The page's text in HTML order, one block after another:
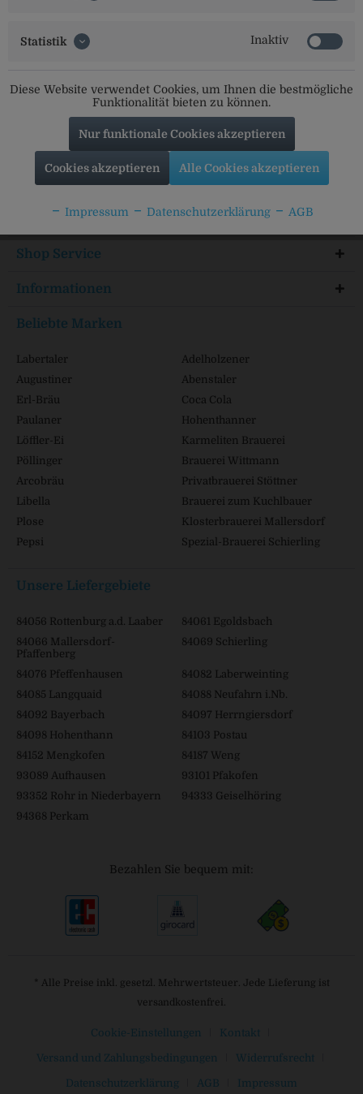
Social Media
Folgt uns auf unseren Kanälen für alle Neuigkeiten:
Service Hotline
Shop Service
Informationen
Beliebte Marken
Labertaler
Adelholzener
Augustiner
Abenstaler
Erl-Bräu
Coca Cola
Paulaner
Hohenthanner
Löffler-Ei
Karmeliten Brauerei
Pöllinger
Brauerei Wittmann
Arcobräu
Privatbrauerei Stöttner
Libella
Brauerei zum Kuchlbauer
Plose
Klosterbrauerei Mallersdorf
Pepsi
Spezial-Brauerei Schierling
Unsere Liefergebiete
84056 Rottenburg a.d. Laaber
84061 Egoldsbach
84066 Mallersdorf-
Pfaffenberg
84069 Schierling
84076 Pfeffenhausen
84082 Laberweinting
84085 Langquaid
84088 Neufahrn i.Nb.
84092 Bayerbach
84097 Herrngiersdorf
84098 Hohenthann
84103 Postau
84152 Mengkofen
84187 Weng
93089 Aufhausen
93101 Pfakofen
93352 Rohr in Niederbayern
94333 Geiselhöring
94368 Perkam
Bezahlen Sie bequem mit:
* Alle Preise inkl. gesetzl. Mehrwertsteuer. Jede Lieferung ist
versandkostenfrei.
Cookie-Einstellungen Kontakt
Versand und Zahlungsbedingungen Widerrufsrecht
Datenschutzerklärung AGB Impressum
Statistik Inaktiv
Diese Website verwendet Cookies, um Ihnen die bestmögliche
Funktionalität bieten zu können.
Nur funktionale Cookies akzeptieren
Cookies akzeptieren Alle Cookies akzeptieren
Impressum Datenschutzerklärung AGB